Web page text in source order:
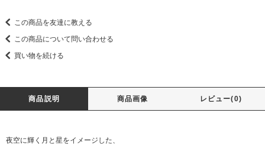
この商品を友達に教える
この商品について問い合わせる
買い物を続ける
商品説明 商品画像 レビュー(0)
夜空に輝く月と星をイメージした、